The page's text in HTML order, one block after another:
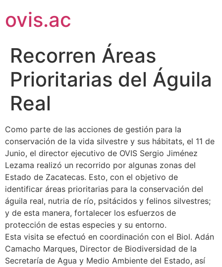
ovis.ac
Recorren Áreas
Prioritarias del Águila
Real
Como parte de las acciones de gestión para la
conservación de la vida silvestre y sus hábitats, el 11 de
Junio, el director ejecutivo de OVIS Sergio Jiménez
Lezama realizó un recorrido por algunas zonas del
Estado de Zacatecas. Esto, con el objetivo de
identificar áreas prioritarias para la conservación del
águila real, nutria de río, psitácidos y felinos silvestres;
y de esta manera, fortalecer los esfuerzos de
protección de estas especies y su entorno.
Esta visita se efectuó en coordinación con el Biol. Adán
Camacho Marques, Director de Biodiversidad de la
Secretaría de Agua y Medio Ambiente del Estado, así